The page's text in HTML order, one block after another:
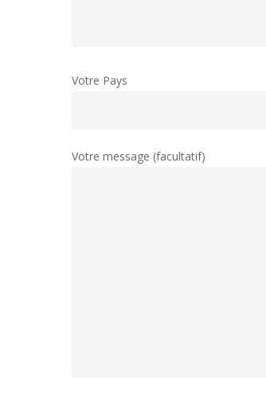
Votre Pays
Votre message (facultatif)